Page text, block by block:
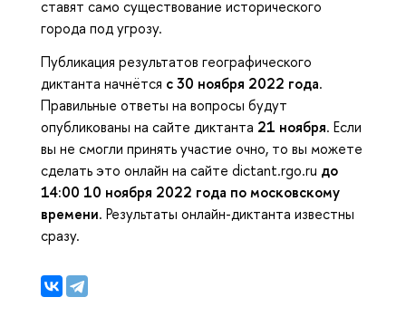
ставят само существование исторического
города под угрозу.
Публикация результатов географического
диктанта начнётся с 30 ноября 2022 года.
Правильные ответы на вопросы будут
опубликованы на сайте диктанта 21 ноября. Если
вы не смогли принять участие очно, то вы можете
сделать это онлайн на сайте dictant.rgo.ru до
14:00 10 ноября 2022 года по московскому
времени. Результаты онлайн-диктанта известны
сразу.